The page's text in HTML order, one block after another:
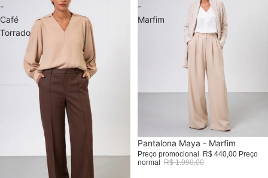
-
Café
Torrado
-
Marfim
Promoção
Pantalona Maya - Marfim
Preço promocional R$ 440,00 Preço
normal
R$ 1.090,00